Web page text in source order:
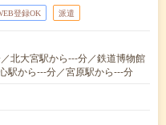
登録OK 派遣
北大宮駅から---分／鉄道博物館
駅から---分／宮原駅から---分